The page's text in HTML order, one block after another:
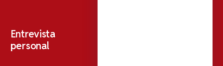
Entrevista
personal